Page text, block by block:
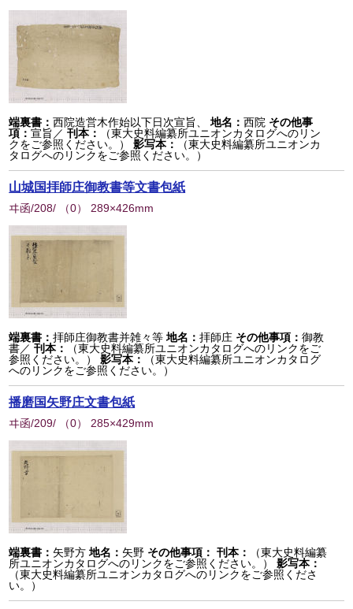
端裏書：西院造営木作始以下日次宣旨、 地名：西院 その他事
項：宣旨／刊本：
（東大史料編纂所ユニオンカタログへのリン
クをご参照ください。）
影写本：
（東大史料編纂所ユニオンカ
タログへのリンクをご参照ください。）
山城国拝師庄御教書等文書包紙
ヰ函/208/ （0） 289×426mm
端裏書：拝師庄御教書并雑々等 地名：拝師庄 その他事項：御教
書／刊本：
（東大史料編纂所ユニオンカタログへのリンクをご
参照ください。）
影写本：
（東大史料編纂所ユニオンカタログ
へのリンクをご参照ください。）
播磨国矢野庄文書包紙
ヰ函/209/ （0） 285×429mm
端裏書： 矢野方 地名： 矢野 その他事項： 刊本：
（東大史料編纂
所ユニオンカタログへのリンクをご参照ください。）
影写本：
（東大史料編纂所ユニオンカタログへのリンクをご参照くださ
い。）